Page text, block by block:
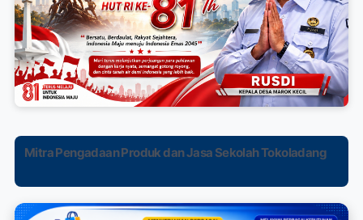
Mitra Pengadaan Produk dan Jasa Sekolah Tokoladang